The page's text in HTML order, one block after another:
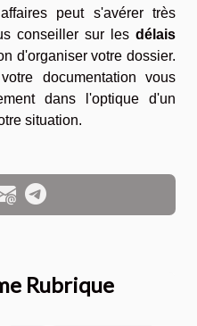
Rubrique
peut s'avérer très
conseiller sur les délais
d'organiser votre dossier.
documentation vous
dans l'optique d'un
situation.